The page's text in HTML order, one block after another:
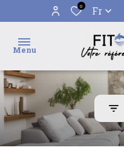
0 Fr
Menu
accueil
ventes
l'agence